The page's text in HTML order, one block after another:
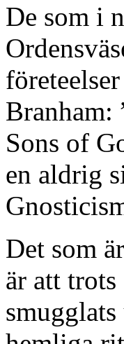
De som i
Branham:
Sons of
en aldrig
Det som
är att